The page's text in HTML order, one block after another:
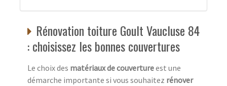
Rénovation toiture Goult Vaucluse 84
: choisissez les bonnes couvertures
Le choix des matériaux de couvertureest une
démarche importante si vous souhaitez rénover